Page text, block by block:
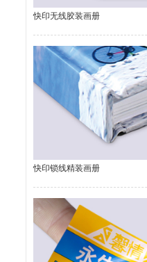
快印无线胶装画册
快印锁线精装画册